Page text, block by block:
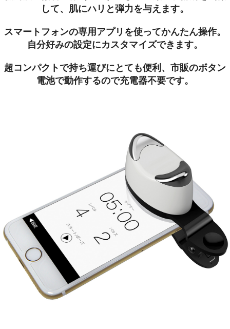
して、肌にハリと弾力を与えます。
スマートフォンの専用アプリを使ってかんたん操作。
自分好みの設定にカスタマイズできます。
超コンパクトで持ち運びにとても便利、市販のボタン
電池で動作するので充電器不要です。